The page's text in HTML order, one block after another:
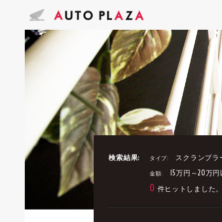
検索結果: タイプ: スクランブラ
金額: 15万円～20万
0 件ヒットしました。